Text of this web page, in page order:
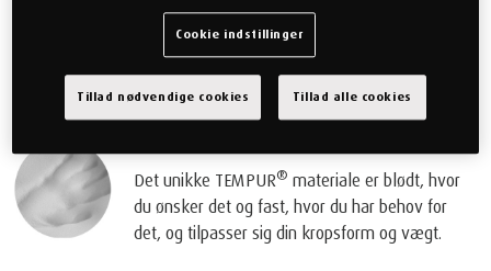
design perfekt med TEMPUR
®
TEMPUR®materiale
Det unikke TEMPUR® materiale er blødt, hvor
du ønsker det og fast, hvor du har behov for
det, og tilpasser sig din kropsform og vægt.
Cookie indstillinger
Tillad nødvendige cookies Tillad alle cookies